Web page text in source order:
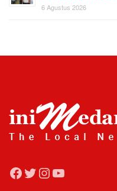
6 Agustus 2026
Facebook
Twitter
Instagram
YouTube